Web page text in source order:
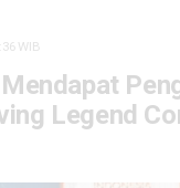
WIB
Legend